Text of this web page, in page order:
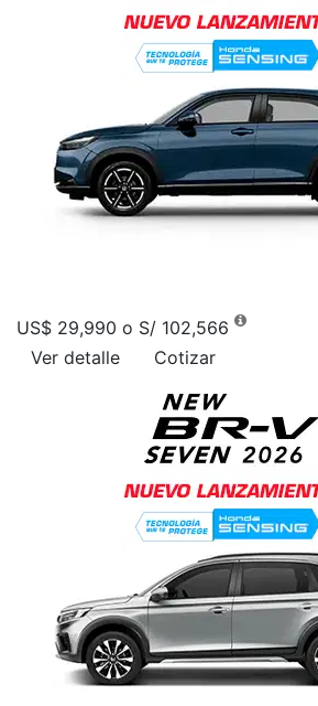
US$ 29,990 o S/ 102,566
Ver detalle
Cotizar